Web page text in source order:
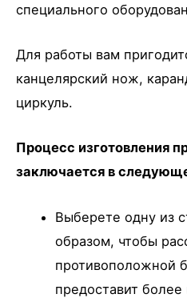
специального
Для работы вам
канцелярский нож,
циркуль.
Процесс изготовления
заключается в
Выберете одну из
образом, чтобы
противоположной
предоставит